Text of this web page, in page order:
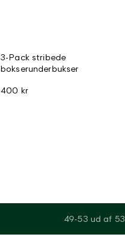
3-Pack stribede
bokserunderbukser
400 kr
49-53 ud af 53